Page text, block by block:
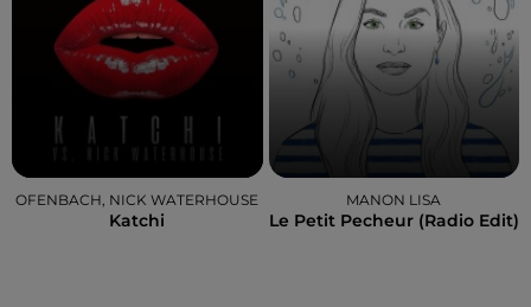
OFENBACH, NICK WATERHOUSE
Katchi
MANON LISA
Le Petit Pecheur (radio Edit)